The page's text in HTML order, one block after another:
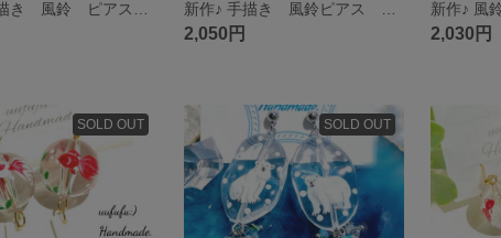
2,050円 2,030円
SOLD OUT SOLD OUT